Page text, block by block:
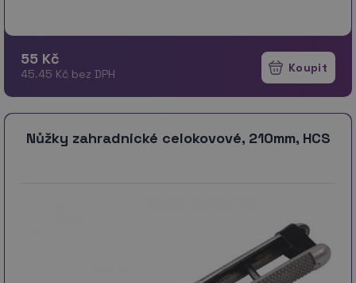
55 Kč
45.45 Kč bez DPH
Nůžky zahradnické celokovové, 210mm, HCS